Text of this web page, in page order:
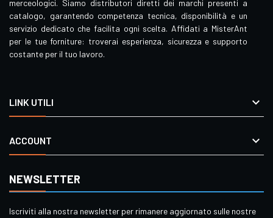
merceologici. Siamo distributori diretti dei marchi presenti a
catalogo, garantendo competenza tecnica, disponibilità e un
servizio dedicato che facilita ogni scelta. Affidati a MisterAnt
per le tue forniture: troverai esperienza, sicurezza e supporto
costante per il tuo lavoro.
LINK UTILI 
ACCOUNT 
NEWSLETTER
Iscriviti alla nostra newsletter per rimanere aggiornato sulle nostre